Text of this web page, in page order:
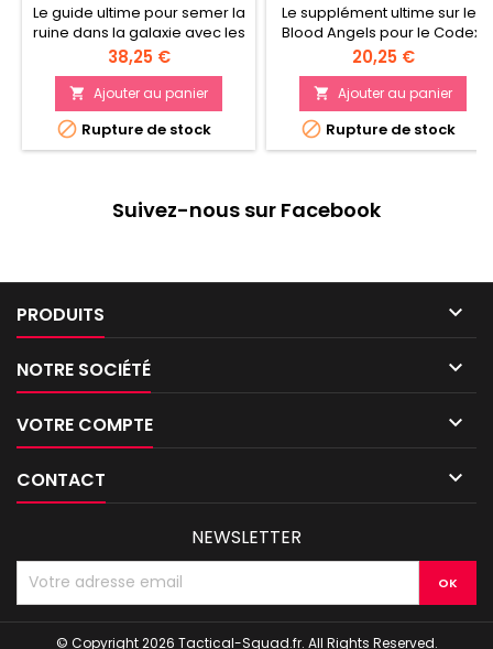
Le guide ultime pour semer la
ruine dans la galaxie avec les
Space Marines du Chaos 184
pages de règles,
d'historique, et d'illustrations
tout droit sorties du warp
Inclut des Traits de Seigneur
de Guerre, des Reliques, des
techniques, et plus encore
Prix
38,25 €
 Ajouter au panier
 Rupture de stock
Le supplément ultime sur les
Blood Angels pour le Codex:
Space Marines 18 fiches
techniques décrivant les
unités de Space Marines
réservées aux Blood Angels
et à leurs successeurs
Contient des Stratagèmes,
plus la discipline psychique
Prix
20,25 €
 Ajouter au panier
 Rupture de stock
Suivez-nous sur Facebook
PRODUITS 
NOTRE SOCIÉTÉ 
VOTRE COMPTE 
CONTACT 
NEWSLETTER
© Copyright 2026 Tactical-Squad.fr. All Rights Reserved.